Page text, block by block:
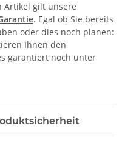
Artikel gilt unsere
. Egal ob Sie bereits
oder dies noch planen:
Ihnen den
garantiert noch unter